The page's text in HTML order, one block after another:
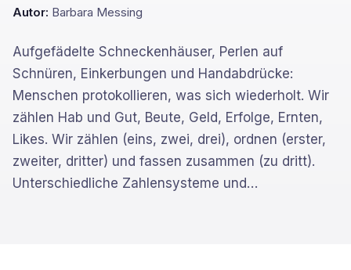
Autor: Barbara Messing
Aufgefädelte Schneckenhäuser, Perlen auf
Schnüren, Einkerbungen und Handabdrücke:
Menschen protokollieren, was sich wiederholt. Wir
zählen Hab und Gut, Beute, Geld, Erfolge, Ernten,
Likes. Wir zählen (eins, zwei, drei), ordnen (erster,
zweiter, dritter) und fassen zusammen (zu dritt).
Unterschiedliche Zahlensysteme und…